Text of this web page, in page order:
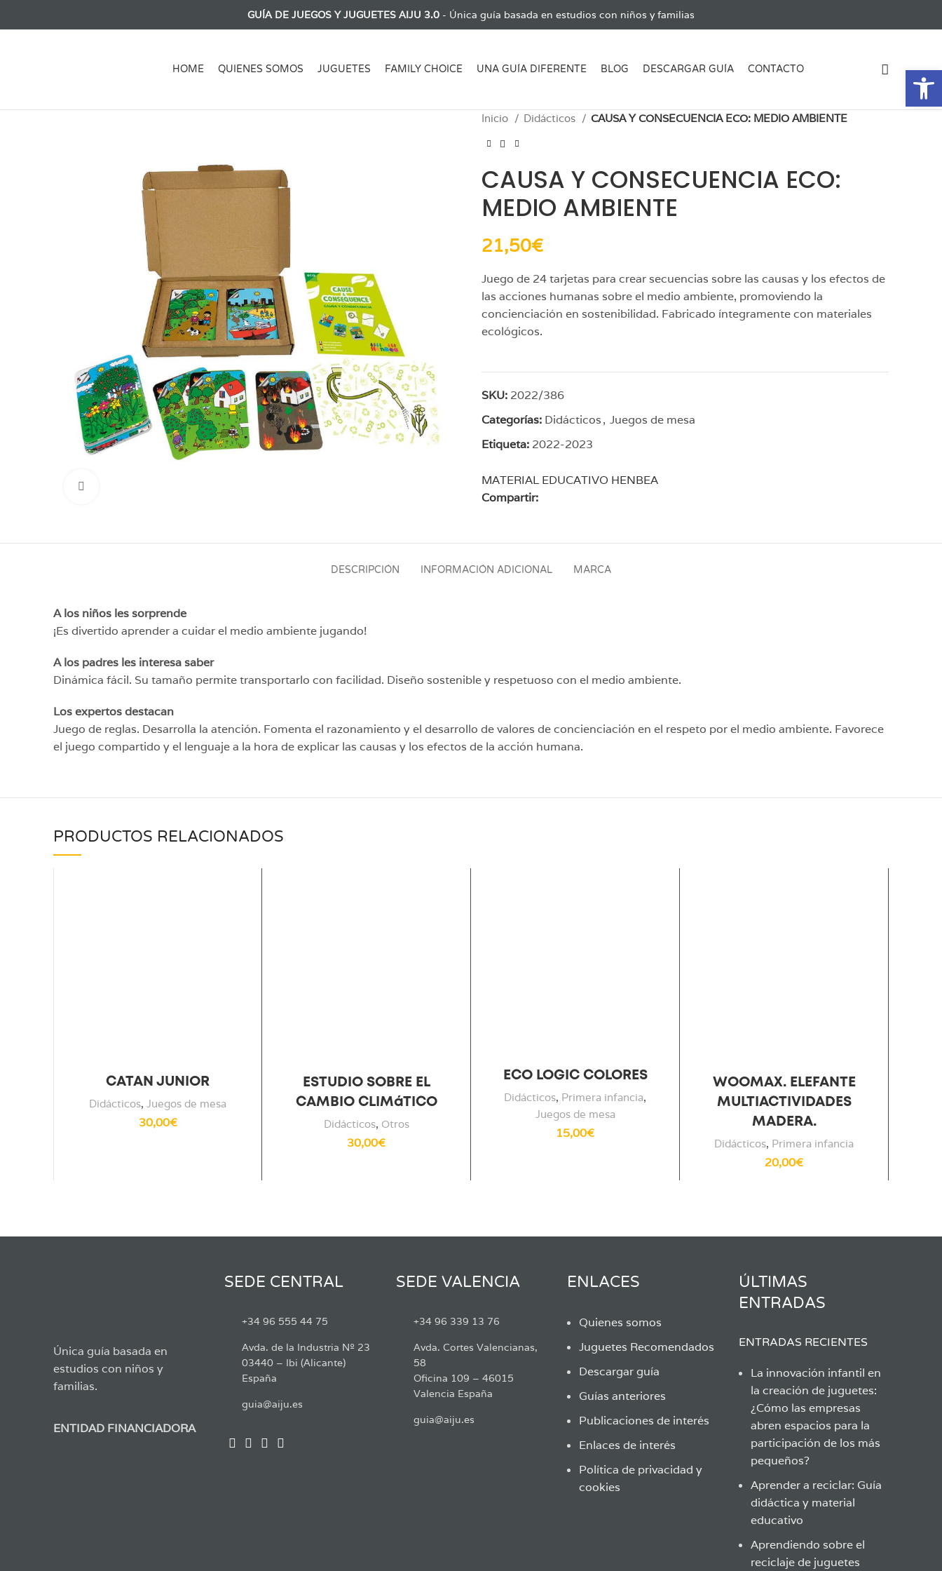
GUÍA DE JUEGOS Y JUGUETES AIJU 3.0 - Única guía basada en estudios con niños y familias
HOME QUIENES SOMOS JUGUETES FAMILY CHOICE UNA GUÍA DIFERENTE BLOG DESCARGAR GUÍA CONTACTO
Inicio Didácticos CAUSA Y CONSECUENCIA ECO: MEDIO AMBIENTE
CAUSA Y CONSECUENCIA ECO:
MEDIO AMBIENTE
21,50€
Juego de 24 tarjetas para crear secuencias sobre las causas y los efectos de
las acciones humanas sobre el medio ambiente, promoviendo la
concienciación en sostenibilidad. Fabricado íntegramente con materiales
ecológicos.
SKU: 2022/386
Categorías: Didácticos, Juegos de mesa
Etiqueta: 2022-2023
MATERIAL EDUCATIVO HENBEA
Compartir:
DESCRIPCIÓN INFORMACIÓN ADICIONAL MARCA
A los niños les sorprende
¡Es divertido aprender a cuidar el medio ambiente jugando!
A los padres les interesa saber
Dinámica fácil. Su tamaño permite transportarlo con facilidad. Diseño sostenible y respetuoso con el medio ambiente.
Los expertos destacan
Juego de reglas. Desarrolla la atención. Fomenta el razonamiento y el desarrollo de valores de concienciación en el respeto por el medio ambiente. Favorece
el juego compartido y el lenguaje a la hora de explicar las causas y los efectos de la acción humana.
PRODUCTOS RELACIONADOS
CATAN JUNIOR
Didácticos, Juegos de mesa
30,00€
ESTUDIO SOBRE EL
CAMBIO CLIMáTICO
Didácticos, Otros
30,00€
ECO LOGIC COLORES
Didácticos, Primera infancia,
Juegos de mesa
15,00€
WOOMAX. ELEFANTE
MULTIACTIVIDADES
MADERA.
Didácticos, Primera infancia
20,00€
Única guía basada en
estudios con niños y
familias.
ENTIDAD FINANCIADORA
SEDE CENTRAL
+34 96 555 44 75
Avda. de la Industria Nº 23
03440 – Ibi (Alicante)
España
guia@aiju.es
SEDE VALENCIA
+34 96 339 13 76
Avda. Cortes Valencianas,
58
Oficina 109 – 46015
Valencia España
guia@aiju.es
ENLACES
Quienes somos
Juguetes Recomendados
Descargar guía
Guías anteriores
Publicaciones de interés
Enlaces de interés
Política de privacidad y
cookies
ÚLTIMAS
ENTRADAS
ENTRADAS RECIENTES
La innovación infantil en
la creación de juguetes:
¿Cómo las empresas
abren espacios para la
participación de los más
pequeños?
Aprender a reciclar: Guía
didáctica y material
educativo
Aprendiendo sobre el
reciclaje de juguetes